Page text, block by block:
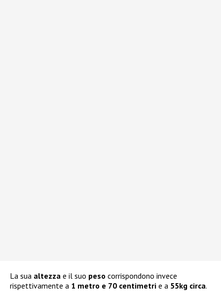
La sua altezza e il suo peso corrispondono invece
rispettivamente a 1 metro e 70 centimetri e a 55kg circa.